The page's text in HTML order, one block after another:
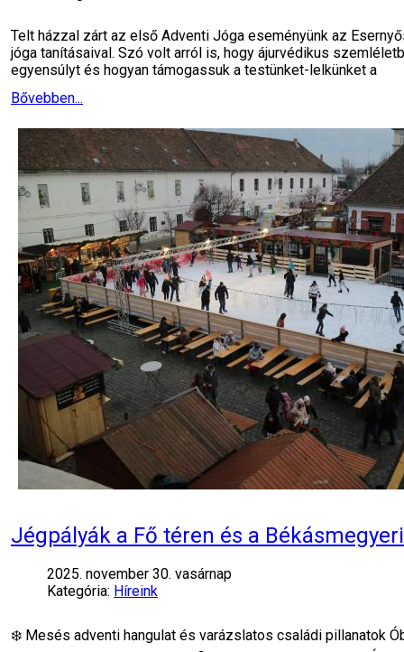
Telt házzal zárt az első Adventi Jóga eseményünk az
jóga tanításaival. Szó volt arról is, hogy ájurvédikus
egyensúlyt és hogyan támogassuk a testünket-lelkünket a
Bővebben...
Jégpályák a Fő téren és a
2025. november 30. vasárnap
Kategória: Híreink
❄️ Mesés adventi hangulat és varázslatos családi pillanatok